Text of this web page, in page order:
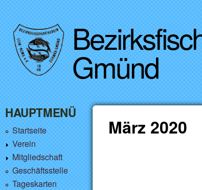
Gmünd
März 2020
HAUPTMENÜ
Startseite
Verein
Mitgliedschaft
Geschäftsstelle
Tageskarten